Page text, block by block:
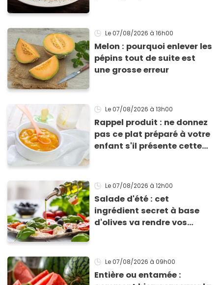
Le 07/08/2026 à 16h00
Melon : pourquoi enlever les
pépins tout de suite est
une grosse erreur
Le 07/08/2026 à 13h00
Rappel produit : ne donnez
pas ce plat préparé à votre
enfant s'il présente cette
Le 07/08/2026 à 12h00
Salade d'été : cet
ingrédient secret à base
d'olives va rendre vos
Le 07/08/2026 à 09h00
Entière ou entamée :